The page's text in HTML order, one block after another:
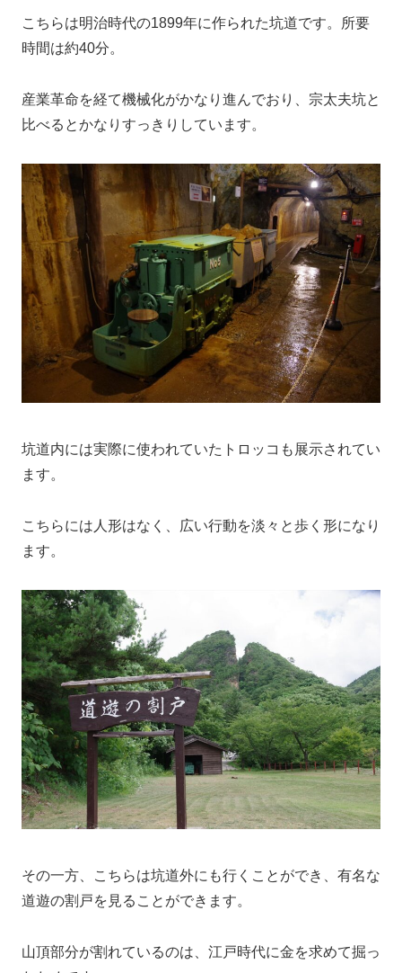
こちらは明治時代の1899年に作られた坑道です。所要
時間は約40分。
産業革命を経て機械化がかなり進んでおり、宗太夫坑と
比べるとかなりすっきりしています。
坑道内には実際に使われていたトロッコも展示されてい
ます。
こちらには人形はなく、広い行動を淡々と歩く形になり
ます。
その一方、こちらは坑道外にも行くことができ、有名な
道遊の割戸を見ることができます。
山頂部分が割れているのは、江戸時代に金を求めて掘っ